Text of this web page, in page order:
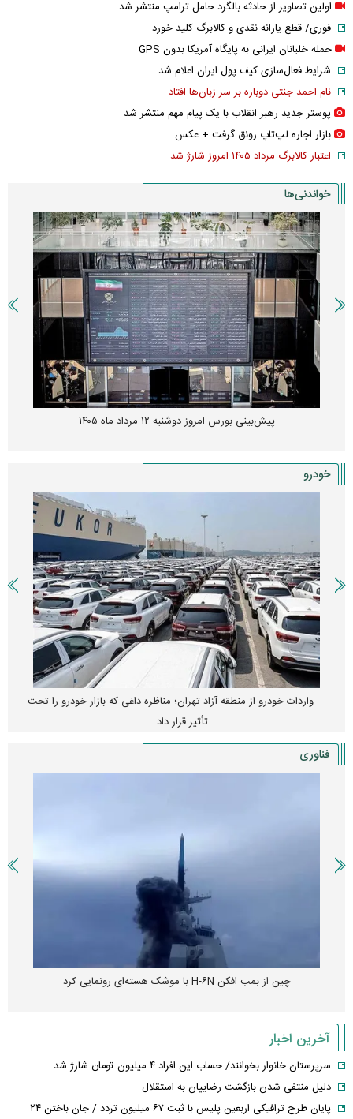
اولین تصاویر از حادثه بالگرد حامل ترامپ منتشر شد
فوری/ قطع یارانه نقدی و کالابرگ کلید خورد
حمله خلبانان ایرانی به پایگاه آمریکا بدون GPS
شرایط فعال‌سازی کیف پول ایران اعلام شد
نام احمد جنتی دوباره بر سر زبان‌ها افتاد
پوستر جدید رهبر انقلاب با یک پیام مهم منتشر شد
بازار اجاره لپ‌تاپ رونق گرفت + عکس
اعتبار کالابرگ مرداد ۱۴۰۵ امروز شارژ شد
خواندنی‌ها
پیش‌بینی بورس امروز دوشنبه ۱۲ مرداد ماه ۱۴۰۵
خودرو
واردات خودرو از منطقه آزاد تهران؛ مناظره داغی که بازار خودرو را تحت
تأثیر قرار داد
فناوری
چین از بمب افکن H-۶N با موشک هسته‌ای رونمایی کرد
آخرین اخبار
سرپرستان خانوار بخوانند/ حساب این افراد ۴ میلیون تومان شارژ شد
دلیل منتفی شدن بازگشت رضاییان به استقلال
پایان طرح ترافیکی اربعین پلیس با ثبت ۶۷ میلیون تردد / جان باختن ۲۴